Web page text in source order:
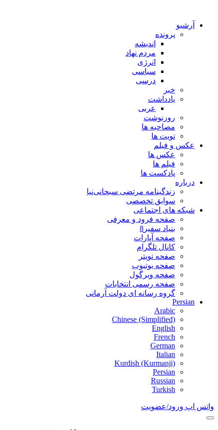
آرشیو
پرونده
اندیشه
مردم نهاد
انرژی
سیاسی
درسی
خبر
یادداشت
عربی
روزنوشت
مصاحبه ها
تویت ها
عکس و فیلم
عکس ها
فیلم ها
پادکست ها
درباره
زندگینامه مرتضی سبحانی‌نیا
سوابق تخصصی
شبکه های اجتماعی
صفحه فرود و معرفی
بنیاد سفیر8
صفحه آپارات
کانال تلگرام
صفحه تویتر
صفحه یوتیوب
صفحه ویرگول
صفحه رسمی انتخابات
گروه رسانه ای دولت آرمانی
Persian
Arabic
Chinese (Simplified)
English
French
German
Italian
Kurdish (Kurmanji)
Persian
Russian
Turkish
واتس اپ ورود/عضویت